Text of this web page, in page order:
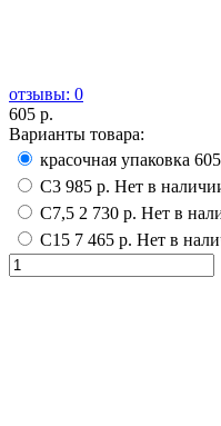
отзывы: 0
605 р.
Варианты товара:
красочная упаковка
С3 985 р. Нет в
С7,5 2 730 р. Нет в
С15 7 465 р. Нет в